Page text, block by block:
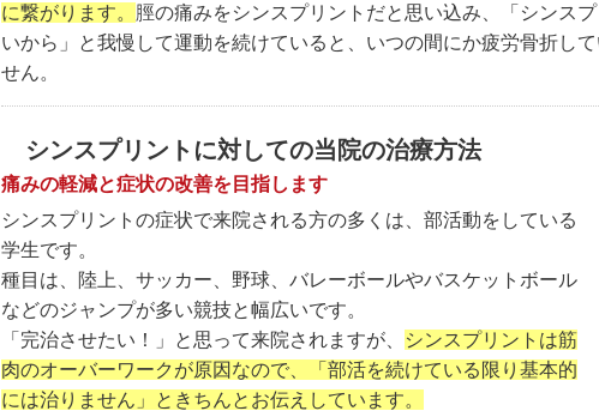
に繋がります。
脛の痛みをシンスプリントだと思い込み、「シンス
いから」と我慢して運動を続けていると、いつの間にか疲労骨折し
せん。
シンスプリントに対しての当院の治療方法
痛みの軽減と症状の改善を目指します
シンスプリントの症状で来院される方の多くは、部活動をしている
学生です。
種目は、陸上、サッカー、野球、バレーボールやバスケットボール
などのジャンプが多い競技と幅広いです。
「完治させたい！」と思って来院されますが、
シンスプリントは筋
肉のオーバーワークが原因なので、「部活を続けている限り基本的
には治りません」ときちんとお伝えしています。